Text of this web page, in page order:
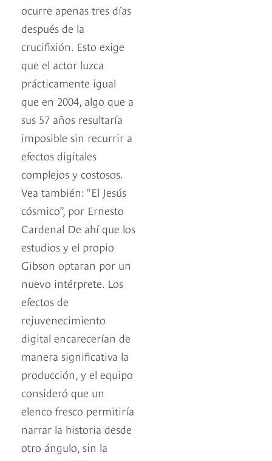
ocurre apenas tres días
después de la
crucifixión. Esto exige
que el actor luzca
prácticamente igual
que en 2004, algo que a
sus 57 años resultaría
imposible sin recurrir a
efectos digitales
complejos y costosos.
Vea también: “El Jesús
cósmico”, por Ernesto
Cardenal De ahí que los
estudios y el propio
Gibson optaran por un
nuevo intérprete. Los
efectos de
rejuvenecimiento
digital encarecerían de
manera significativa la
producción, y el equipo
consideró que un
elenco fresco permitiría
narrar la historia desde
otro ángulo, sin la